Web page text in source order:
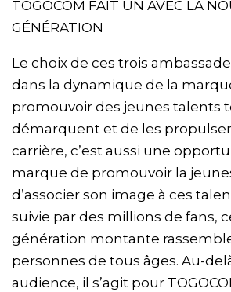
TOGOCOM FAIT UN AVEC LA
GÉNÉRATION
Le choix de ces trois
dans la dynamique de la
promouvoir des jeunes talents
démarquent et de les
carrière, c’est aussi une
marque de promouvoir la
d’associer son image à ces
suivie par des millions de fans,
génération montante
personnes de tous âges. Au-
audience, il s’agit pour